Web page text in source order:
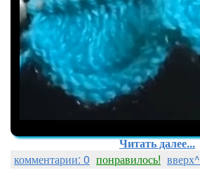
Читать далее...
комментарии: 0 понравилось! вверх^